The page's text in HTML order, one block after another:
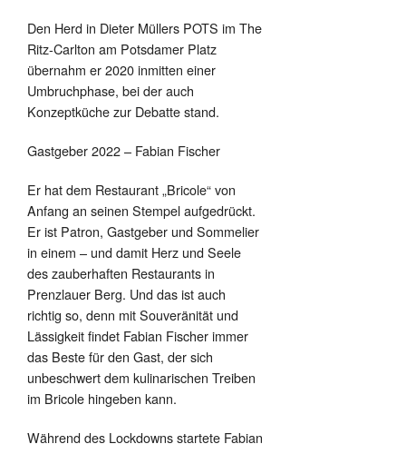
Den Herd in Dieter Müllers POTS im The
Ritz-Carlton am Potsdamer Platz
übernahm er 2020 inmitten einer
Umbruchphase, bei der auch
Konzeptküche zur Debatte stand.
Gastgeber 2022 – Fabian Fischer
Er hat dem Restaurant „Bricole“ von
Anfang an seinen Stempel aufgedrückt.
Er ist Patron, Gastgeber und Sommelier
in einem – und damit Herz und Seele
des zauberhaften Restaurants in
Prenzlauer Berg. Und das ist auch
richtig so, denn mit Souveränität und
Lässigkeit findet Fabian Fischer immer
das Beste für den Gast, der sich
unbeschwert dem kulinarischen Treiben
im Bricole hingeben kann.
Während des Lockdowns startete Fabian